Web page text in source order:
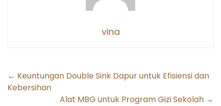
vina
Post
navigation
← Keuntungan Double Sink Dapur untuk Efisiensi dan
Kebersihan
Alat MBG untuk Program Gizi Sekolah →